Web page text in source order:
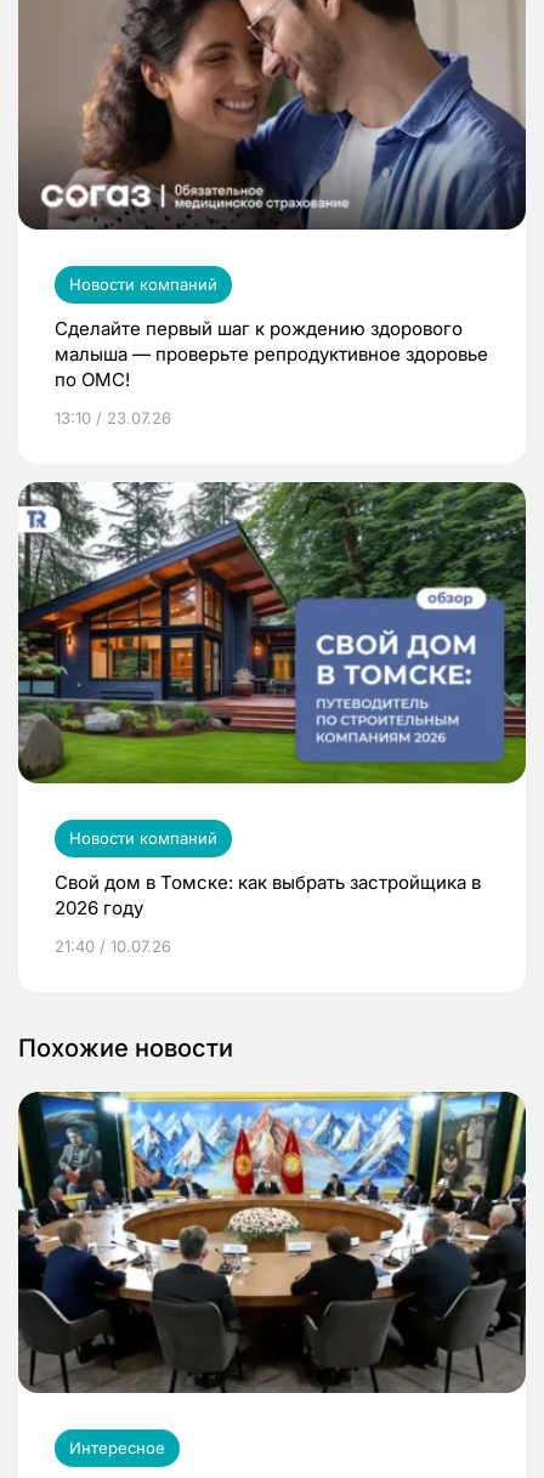
Новости компаний
Сделайте первый шаг к рождению здорового
малыша — проверьте репродуктивное здоровье
по ОМС!
13:10 / 23.07.26
Новости компаний
Свой дом в Томске: как выбрать застройщика в
2026 году
21:40 / 10.07.26
Похожие новости
Интересное